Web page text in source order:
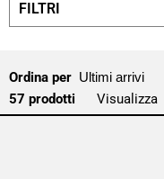
FILTRI
Ordina per
57 prodotti
Visualizza